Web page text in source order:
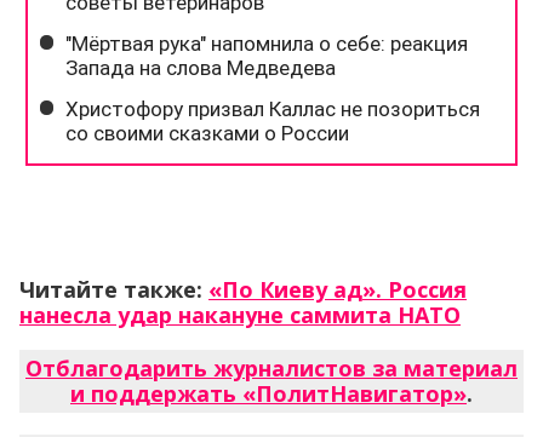
Читайте также: «По Киеву ад». Россия
нанесла удар накануне саммита НАТО
Отблагодарить журналистов за материал
и поддержать «ПолитНавигатор».